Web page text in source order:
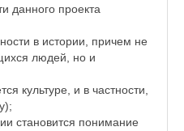
данного проекта
в истории, причем не
людей, но и
культуре, и в частности,
становится понимание